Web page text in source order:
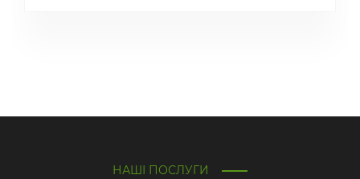
НАШІ ПОСЛУГИ